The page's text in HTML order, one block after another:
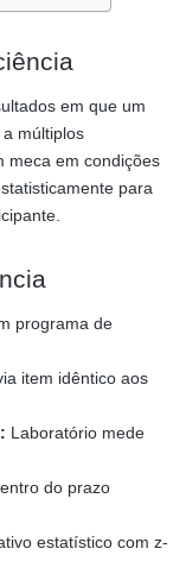
em que um
múltiplos
meca em condições
para
programa de
item idêntico aos
Laboratório mede
do prazo
estatístico com z-